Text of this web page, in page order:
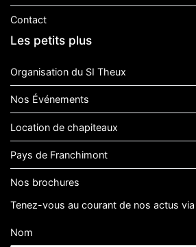
Contact
Les petits plus
Organisation du SI Theux
Nos Événements
Location de chapiteaux
Pays de Franchimont
Nos brochures
Tenez-vous au courant de nos actus
Nom